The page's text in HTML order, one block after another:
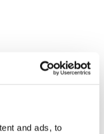
and ads, to